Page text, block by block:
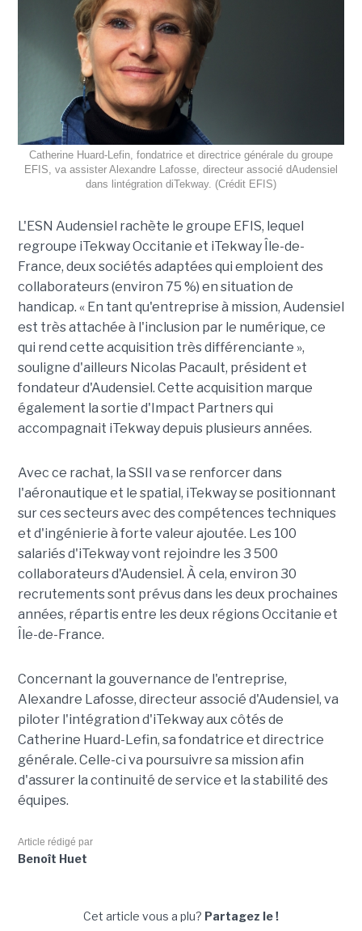
Catherine Huard-Lefin, fondatrice et directrice générale du groupe
EFIS, va assister Alexandre Lafosse, directeur associé dAudensiel
dans lintégration diTekway. (Crédit EFIS)
L'ESN Audensiel rachète le groupe EFIS, lequel
regroupe iTekway Occitanie et iTekway Île-de-
France, deux sociétés adaptées qui emploient des
collaborateurs (environ 75 %) en situation de
handicap. « En tant qu'entreprise à mission, Audensiel
est très attachée à l'inclusion par le numérique, ce
qui rend cette acquisition très différenciante »,
souligne d'ailleurs Nicolas Pacault, président et
fondateur d'Audensiel. Cette acquisition marque
également la sortie d'Impact Partners qui
accompagnait iTekway depuis plusieurs années.
Avec ce rachat, la SSII va se renforcer dans
l'aéronautique et le spatial, iTekway se positionnant
sur ces secteurs avec des compétences techniques
et d'ingénierie à forte valeur ajoutée. Les 100
salariés d'iTekway vont rejoindre les 3 500
collaborateurs d'Audensiel. À cela, environ 30
recrutements sont prévus dans les deux prochaines
années, répartis entre les deux régions Occitanie et
Île-de-France.
Concernant la gouvernance de l'entreprise,
Alexandre Lafosse, directeur associé d'Audensiel, va
piloter l'intégration d'iTekway aux côtés de
Catherine Huard-Lefin, sa fondatrice et directrice
générale. Celle-ci va poursuivre sa mission afin
d'assurer la continuité de service et la stabilité des
équipes.
Article rédigé par
Benoît Huet
Cet article vous a plu? Partagez le !